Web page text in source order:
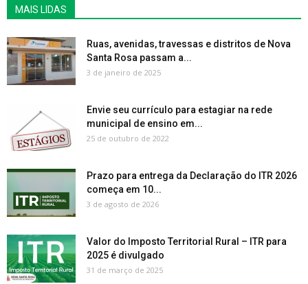
MAIS LIDAS
Ruas, avenidas, travessas e distritos de Nova
Santa Rosa passam a...
3 de janeiro de 2025
Envie seu currículo para estagiar na rede
municipal de ensino em...
25 de outubro de 2022
Prazo para entrega da Declaração do ITR 2026
começa em 10...
3 de agosto de 2026
Valor do Imposto Territorial Rural – ITR para
2025 é divulgado
31 de março de 2025